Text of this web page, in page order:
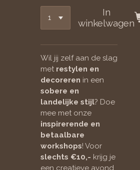
In
winkelwagen
Wil jij zelf aan de slag
met restylen en
decoreren in een
sobere en
landelijke stijl? Doe
mee met onze
inspirerende en
betaalbare
workshops! Voor
slechts €10,- krijg je
een creatieve avond